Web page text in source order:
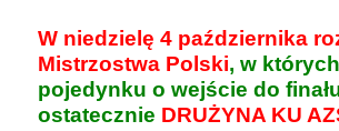
W niedzielę 4 października
Mistrzostwa Polski, w
pojedynku o wejście do
ostatecznie DRUŻYNA KU